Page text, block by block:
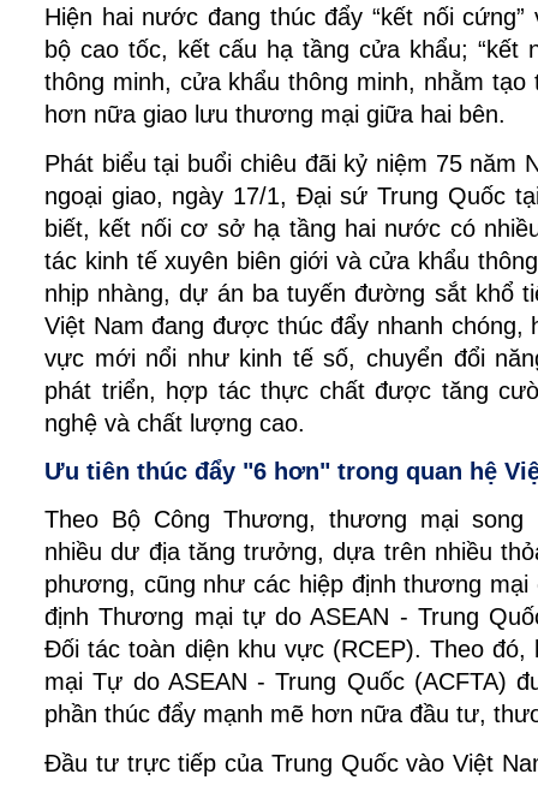
Hiện hai nước đang thúc đẩy “kết nối
bộ cao tốc, kết cấu hạ tầng cửa khẩu; “kết
thông minh, cửa khẩu thông minh, nhằm tạo
hơn nữa giao lưu thương mại giữa hai bên.
Phát biểu tại buổi chiêu đãi kỷ niệm 75 năm
ngoại giao, ngày 17/1, Đại sứ Trung Quốc
biết, kết nối cơ sở hạ tầng hai nước có
tác kinh tế xuyên biên giới và cửa khẩu
nhịp nhàng, dự án ba tuyến đường sắt khổ
Việt Nam đang được thúc đẩy nhanh chóng,
vực mới nổi như kinh tế số, chuyển đổi
phát triển, hợp tác thực chất được tăng
nghệ và chất lượng cao.
Ưu tiên thúc đẩy "6 hơn" trong quan hệ
Theo Bộ Công Thương, thương mại
nhiều dư địa tăng trưởng, dựa trên nhiều
phương, cũng như các hiệp định thương
định Thương mại tự do ASEAN - Trung
Đối tác toàn diện khu vực (RCEP). Theo đó,
mại Tự do ASEAN - Trung Quốc (ACFTA)
phần thúc đẩy mạnh mẽ hơn nữa đầu tư,
Đầu tư trực tiếp của Trung Quốc vào Việt